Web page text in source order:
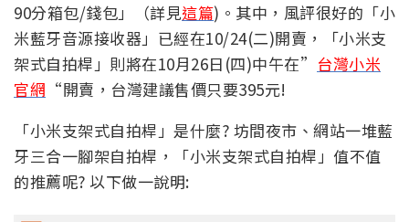
90分箱包/錢包」（詳見這篇)。其中，風評很好的「小
米藍牙音源接收器」已經在10/24(二)開賣，「小米支
架式自拍桿」則將在10月26日(四)中午在” 台灣小米
官網 “開賣，台灣建議售價只要395元!
「小米支架式自拍桿」是什麼? 坊間夜市、網站一堆藍
牙三合一腳架自拍桿，「小米支架式自拍桿」值不值
的推薦呢? 以下做一說明: